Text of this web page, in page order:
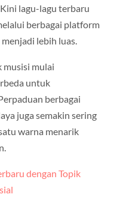
lagu-lagu terbaru
berbagai platform
lebih luas.
musisi mulai
untuk
berbagai
juga semakin sering
warna menarik
dengan Topik